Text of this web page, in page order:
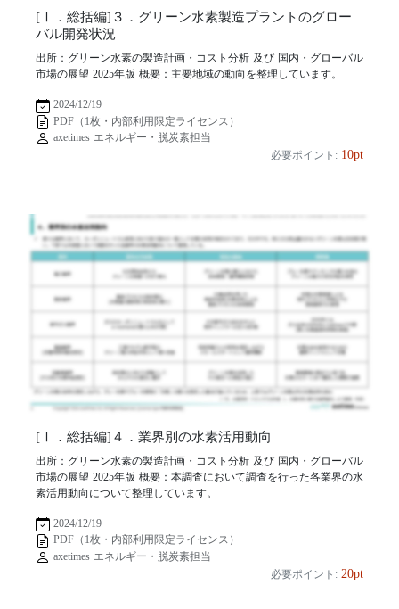
[Ⅰ．総括編]３．グリーン水素製造プラントのグロー
バル開発状況
出所：グリーン水素の製造計画・コスト分析 及び 国内・グローバル
市場の展望 2025年版 概要：主要地域の動向を整理しています。
2024/12/19
PDF（1枚・内部利用限定ライセンス）
axetimes エネルギー・脱炭素担当
必要ポイント: 10pt
[Ⅰ．総括編]４．業界別の水素活用動向
出所：グリーン水素の製造計画・コスト分析 及び 国内・グローバル
市場の展望 2025年版 概要：本調査において調査を行った各業界の水
素活用動向について整理しています。
2024/12/19
PDF（1枚・内部利用限定ライセンス）
axetimes エネルギー・脱炭素担当
必要ポイント: 20pt